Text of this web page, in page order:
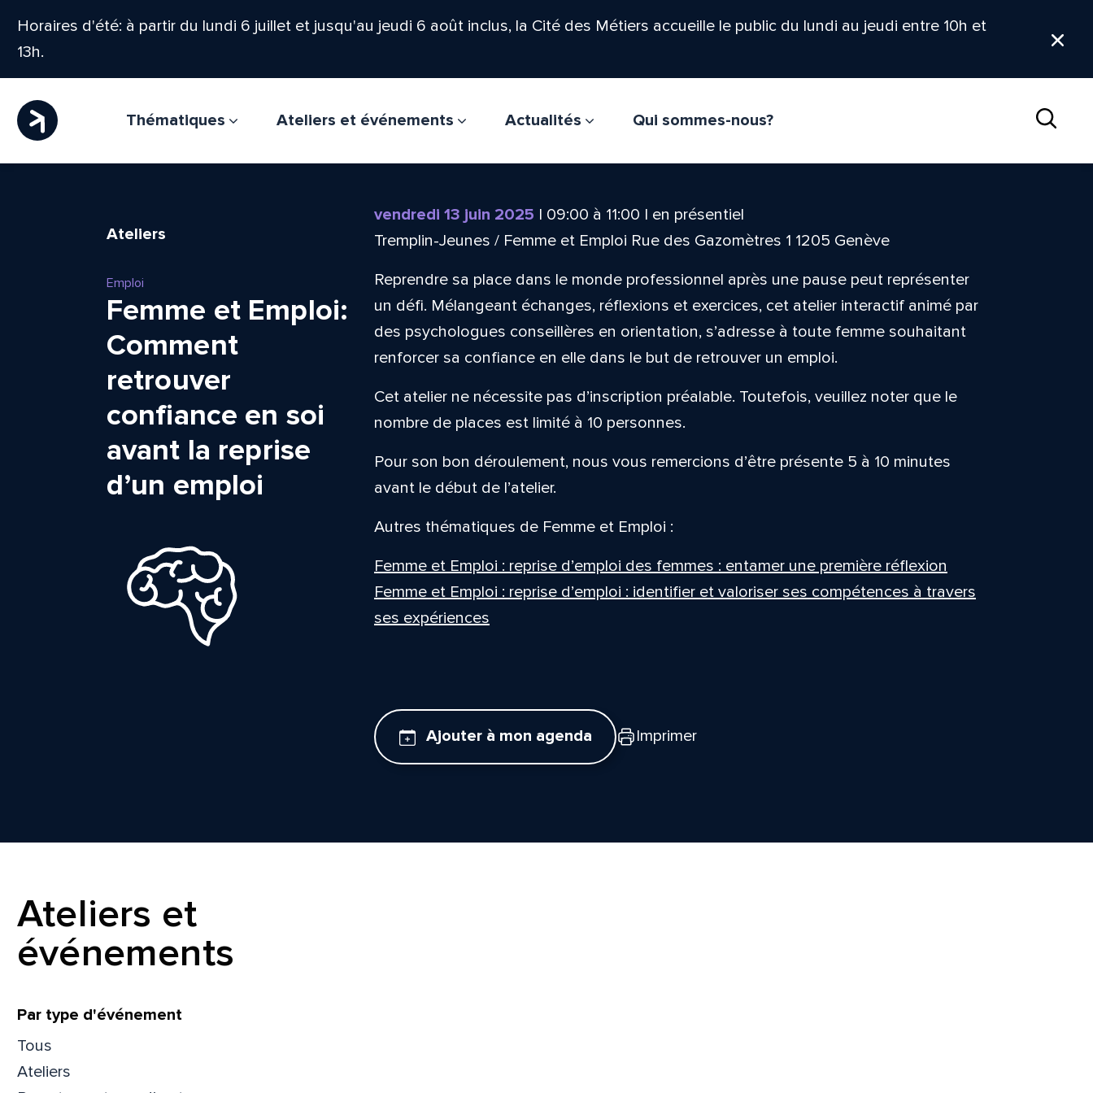
Horaires d'été: à partir du lundi 6 juillet et jusqu'au jeudi 6 août inclus, la Cité des Métiers accueille le public du lundi au jeudi entre 10h et
13h.
Thématiques Ateliers et événements Actualités
Qui sommes-nous?
Ateliers
Emploi
Femme et Emploi:
Comment
retrouver
confiance en soi
avant la reprise
d’un emploi
vendredi 13 juin 2025 | 09:00 à 11:00 | en présentiel
Tremplin-Jeunes / Femme et Emploi Rue des Gazomètres 1 1205 Genève
Reprendre sa place dans le monde professionnel après une pause peut représenter
un défi. Mélangeant échanges, réflexions et exercices, cet atelier interactif animé par
des psychologues conseillères en orientation, s’adresse à toute femme souhaitant
renforcer sa confiance en elle dans le but de retrouver un emploi.
Cet atelier ne nécessite pas d’inscription préalable. Toutefois, veuillez noter que le
nombre de places est limité à 10 personnes.
Pour son bon déroulement, nous vous remercions d’être présente 5 à 10 minutes
avant le début de l’atelier.
Autres thématiques de Femme et Emploi :
Femme et Emploi : reprise d’emploi des femmes : entamer une première réflexion
Femme et Emploi : reprise d’emploi : identifier et valoriser ses compétences à travers
ses expériences
Ajouter à mon agenda Imprimer
Ateliers et
événements
Filtrer
Par type d'événement
Tous
Ateliers